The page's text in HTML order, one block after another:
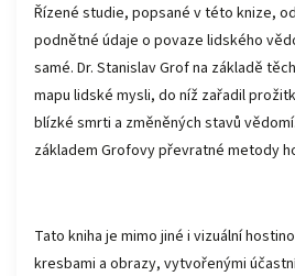
Řízené studie, popsané v této knize,
podnětné údaje o povaze lidského
samé. Dr. Stanislav Grof na základě
mapu lidské mysli, do níž zařadil
blízké smrti a změněných stavů
základem Grofovy převratné metody
Tato kniha je mimo jiné i vizuální
kresbami a obrazy, vytvořenými